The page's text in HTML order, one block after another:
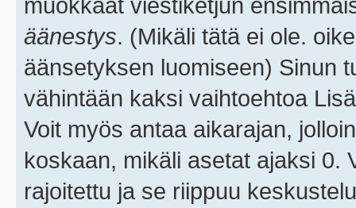
äänestys. (Mikäli tätä ei ole.
äänsetyksen luomiseen) Sinun
vähintään kaksi vaihtoehtoa
Voit myös antaa aikarajan,
koskaan, mikäli asetat ajaksi 0.
rajoitettu ja se riippuu